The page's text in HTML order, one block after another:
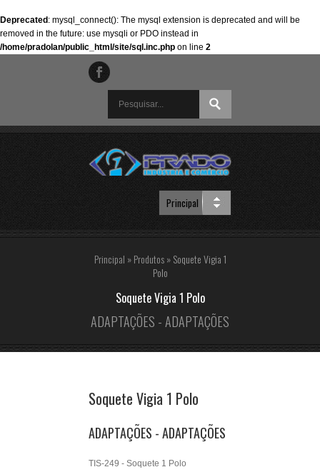
Deprecated : mysql_connect(): The mysql extension is deprecated and will be
removed in the future: use mysqli or PDO instead in
/home/pradolan/public_html/site/sql.inc.php on line 2
Principal » Produtos »Soquete Vigia 1
Polo
Soquete Vigia 1 Polo
ADAPTAÇÕES - ADAPTAÇÕES
Soquete Vigia 1 Polo
ADAPTAÇÕES - ADAPTAÇÕES
TIS-249 - Soquete 1 Polo